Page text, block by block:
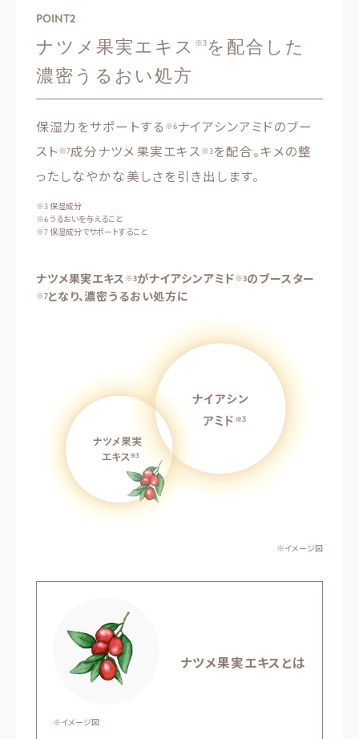
POINT2
ナツメ果実エキス ※3を配合した
濃密うるおい処方
保湿力をサポートする ※6ナイアシンアミドのブー
スト ※7成分ナツメ果実エキス ※3を配合。キメの整
ったしなやかな美しさを引き出します。
※3 保湿成分
※6 うるおいを与えること
※7 保湿成分でサポートすること
ナツメ果実エキス ※3がナイアシンアミド※3のブースター
※7となり、濃密うるおい処方に
※イメージ図
※イメージ図
ナツメ果実エキスとは